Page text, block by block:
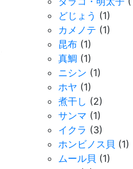
どじょう (1)
カメノテ (1)
昆布 (1)
真鯛 (1)
ニシン (1)
ホヤ (1)
煮干し (2)
サンマ (1)
イクラ (3)
ホンビノス貝 (1)
ムール貝 (1)